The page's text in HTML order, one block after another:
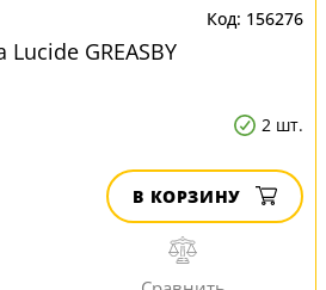
156276
GREASBY
2 шт.
В КОРЗИНУ